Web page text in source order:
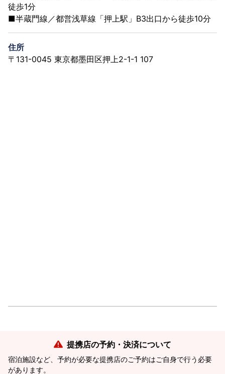
徒歩1分
■半蔵門線／都営浅草線「押上駅」B3出口から徒歩10分
住所
〒131-0045 東京都墨田区押上2-1-1 107
提携店の予約・決済について
宿泊施設など、予約が必要な提携店のご予約はご自身で行う必要
があります。